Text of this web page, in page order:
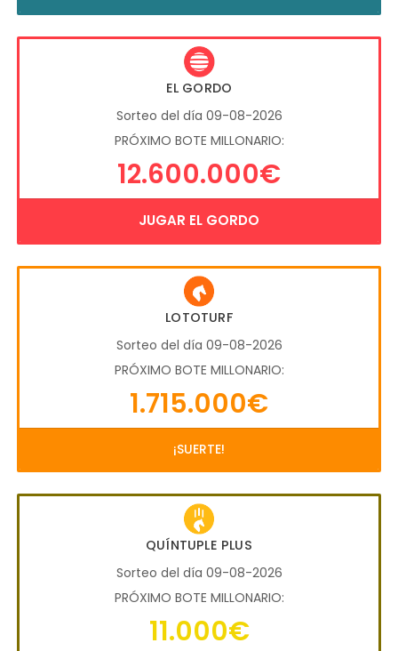
EL GORDO
Sorteo del día 09-08-2026
PRÓXIMO BOTE MILLONARIO:
12.600.000€
JUGAR EL GORDO
LOTOTURF
Sorteo del día 09-08-2026
PRÓXIMO BOTE MILLONARIO:
1.715.000€
¡SUERTE!
QUÍNTUPLE PLUS
Sorteo del día 09-08-2026
PRÓXIMO BOTE MILLONARIO:
11.000€